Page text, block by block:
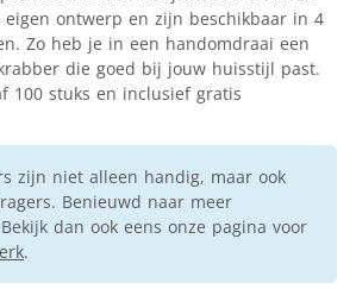
eigen ontwerp en zijn beschikbaar in 4
Zo heb je in een handomdraai een
die goed bij jouw huisstijl past.
100 stuks en inclusief gratis
zijn niet alleen handig, maar ook
Benieuwd naar meer
dan ook eens onze pagina voor
.